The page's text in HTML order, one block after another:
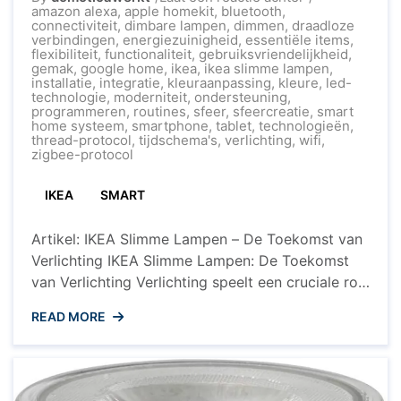
Slimme
Lampen:
Verlichting
van
de
Toekomst
amazon alexa, apple homekit, bluetooth,
connectiviteit, dimbare lampen, dimmen, draadloze
verbindingen, energiezuinigheid, essentiële items,
flexibiliteit, functionaliteit, gebruiksvriendelijkheid,
gemak, google home, ikea,ikea slimme lampen,
installatie, integratie, kleuraanpassing, kleure, led-
technologie, moderniteit, ondersteuning,
programmeren, routines, sfeer, sfeercreatie, smart
home systeem, smartphone, tablet, technologieën,
thread-protocol, tijdschema's, verlichting, wifi,
zigbee-protocol
IKEA SMART
Artikel: IKEA Slimme Lampen – De Toekomst van
Verlichting IKEA Slimme Lampen: De Toekomst
van Verlichting Verlichting speelt een cruciale rol
functionaliteit van een ruimte aanzienlijk
beïnvloeden. Met de opkomst van slimme
technologieën is het mogelijk geworden om
verlichting te transformeren en aan te passen aan
READ MORE